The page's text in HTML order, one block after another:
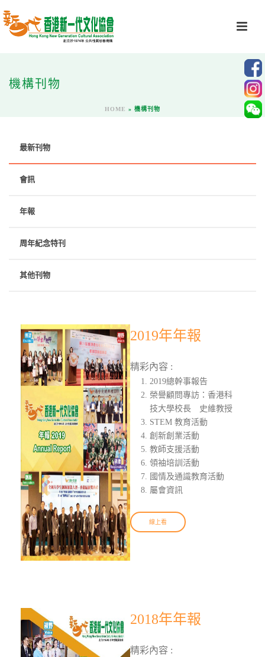
機構刊物
HOME » 機構刊物
最新刊物
會訊
年報
周年紀念特刊
其他刊物
2019年年報
精彩內容 :
2019總幹事報告
榮譽顧問專訪：香港科
技大學校長 史維教授
STEM 教育活動
創新創業活動
教師支援活動
領袖培訓活動
國情及通識教育活動
屬會資訊
線上看
2018年年報
精彩內容 :